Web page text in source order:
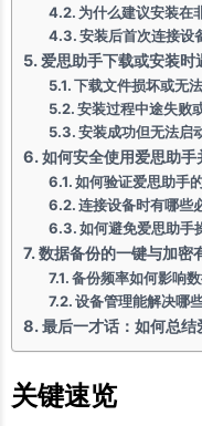
为什么建议安装在
安装后首次连接设
爱思助手下载或安装时
下载文件损坏或无
安装过程中途失败
安装成功但无法启
如何安全使用爱思助手
如何验证爱思助手
连接设备时有哪些
如何避免爱思助手
数据备份的一键与加密
备份频率如何影响
设备管理能解决哪
最后一才话：如何总结
关键速览